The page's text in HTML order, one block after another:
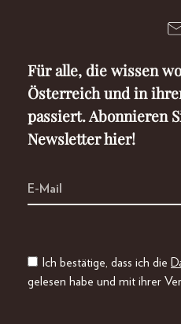
Für alle, die wissen
Österreich und in
passiert. Abonnieren
Newsletter hier!
Ich bestätige, dass ich die
gelesen habe und mit ihrer